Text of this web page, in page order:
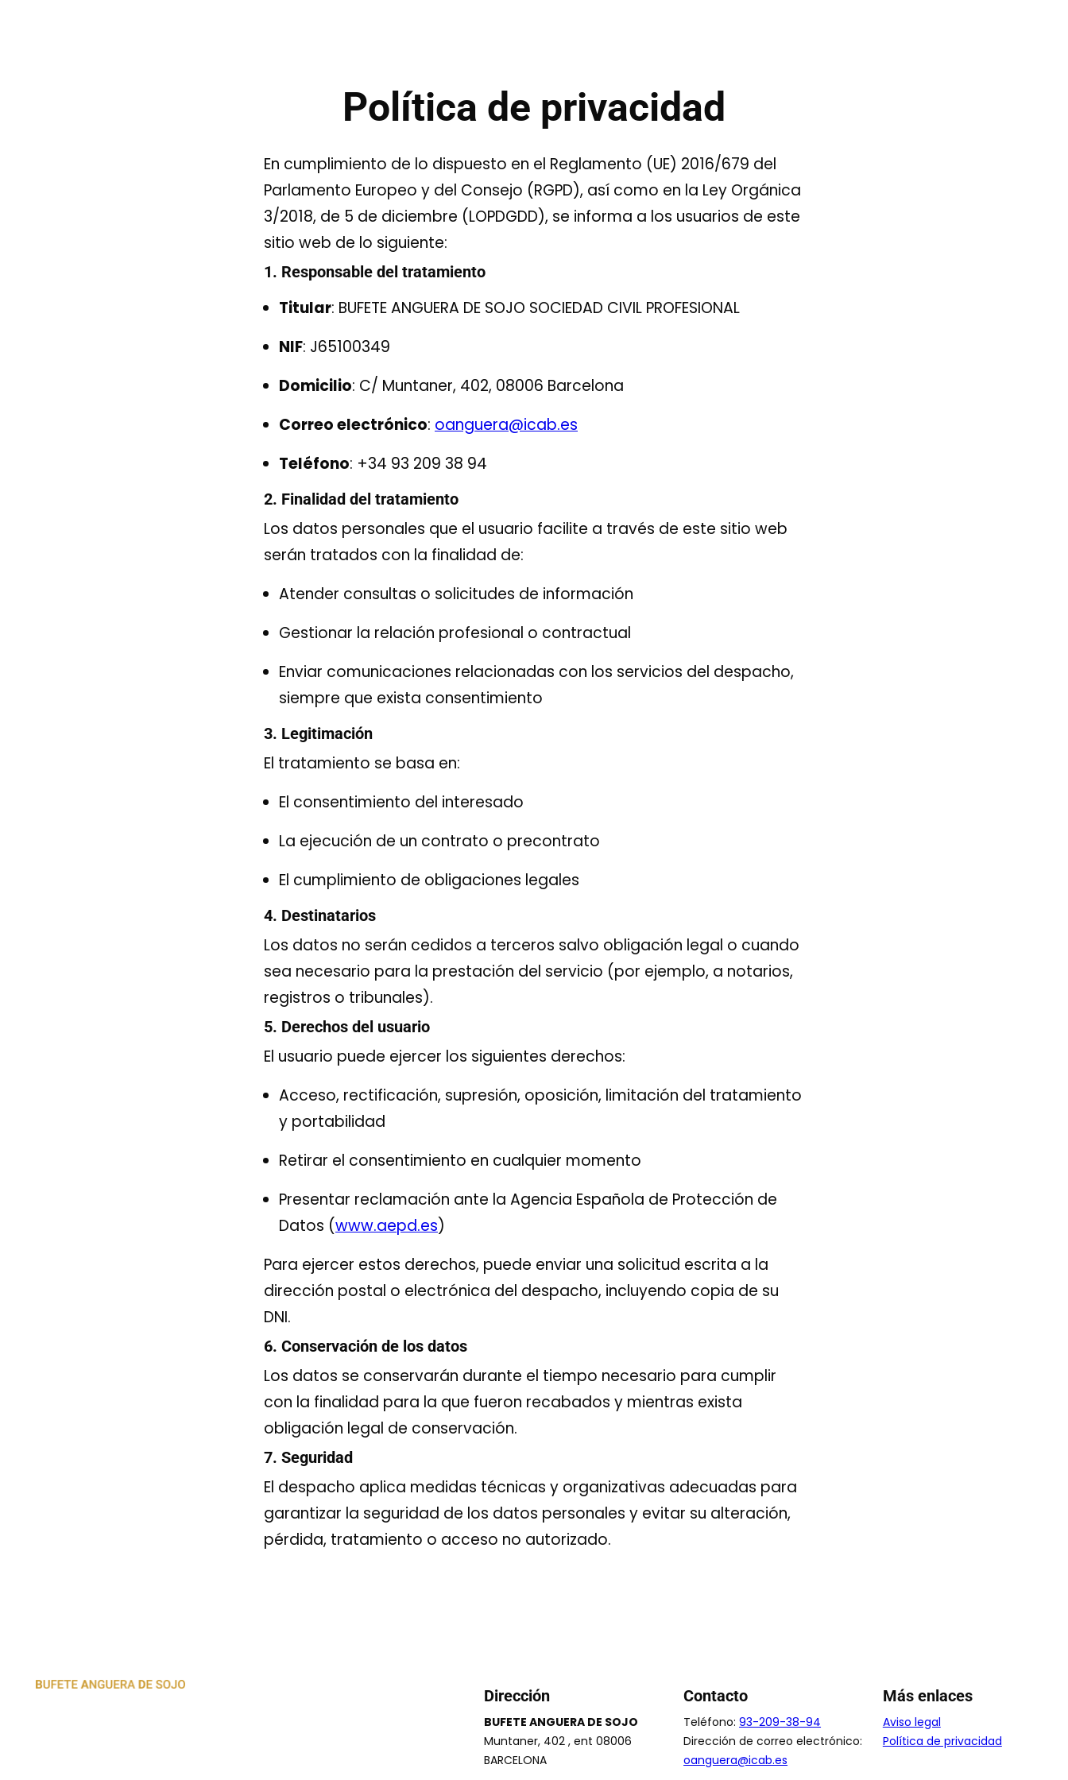
Política de privacidad
En cumplimiento de lo dispuesto en el Reglamento (UE) 2016/679 del
Parlamento Europeo y del Consejo (RGPD), así como en la Ley Orgánica
3/2018, de 5 de diciembre (LOPDGDD), se informa a los usuarios de este
sitio web de lo siguiente:
1. Responsable del tratamiento
Titular: BUFETE ANGUERA DE SOJO SOCIEDAD CIVIL PROFESIONAL
NIF: J65100349
Domicilio: C/ Muntaner, 402, 08006 Barcelona
Correo electrónico: oanguera@icab.es
Teléfono: +34 93 209 38 94
2. Finalidad del tratamiento
Los datos personales que el usuario facilite a través de este sitio web
serán tratados con la finalidad de:
Atender consultas o solicitudes de información
Gestionar la relación profesional o contractual
Enviar comunicaciones relacionadas con los servicios del despacho,
siempre que exista consentimiento
3. Legitimación
El tratamiento se basa en:
El consentimiento del interesado
La ejecución de un contrato o precontrato
El cumplimiento de obligaciones legales
4. Destinatarios
Los datos no serán cedidos a terceros salvo obligación legal o cuando
sea necesario para la prestación del servicio (por ejemplo, a notarios,
registros o tribunales).
5. Derechos del usuario
El usuario puede ejercer los siguientes derechos:
Acceso, rectificación, supresión, oposición, limitación del tratamiento
y portabilidad
Retirar el consentimiento en cualquier momento
Presentar reclamación ante la Agencia Española de Protección de
Datos (www.aepd.es)
Para ejercer estos derechos, puede enviar una solicitud escrita a la
dirección postal o electrónica del despacho, incluyendo copia de su
DNI.
6. Conservación de los datos
Los datos se conservarán durante el tiempo necesario para cumplir
con la finalidad para la que fueron recabados y mientras exista
obligación legal de conservación.
7. Seguridad
El despacho aplica medidas técnicas y organizativas adecuadas para
garantizar la seguridad de los datos personales y evitar su alteración,
pérdida, tratamiento o acceso no autorizado.
Dirección
BUFETE ANGUERA DE SOJO
Muntaner, 402 , ent 08006
BARCELONA
Contacto
Teléfono:93-209-38-94
Dirección de correo electrónico:
oanguera@icab.es
Más enlaces
Aviso legal
Política de privacidad